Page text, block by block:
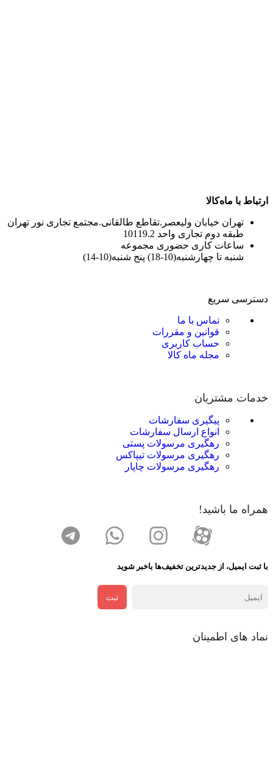
ارتباط با ماه‌کالا
تهران خیابان ولیعصر.تقاطع طالقانی.مجتمع تجاری نور تهران
طبقه دوم تجاری واحد 10119.2
ساعات کاری حضوری مجموعه
شنبه تا چهارشنبه(10-18) پنج شنبه(10-14)
دسترسی سریع
تماس با ما
قوانین و مقررات
حساب کاربری
مجله ماه کالا
خدمات مشتریان
پیگیری سفارشات
انواع ارسال سفارشات
رهگیری مرسولات پستی
رهگیری مرسولات تیپاکس
رهگیری مرسولات چاپار
همراه ما باشید!
با ثبت ایمیل، از جدید‌ترین تخفیف‌ها با‌خبر شوید
ثبت
نماد های اطمینان